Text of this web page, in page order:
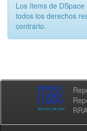
Los ítems de
todos los derechos
contrario.